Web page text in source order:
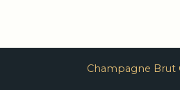
Champagne Brut